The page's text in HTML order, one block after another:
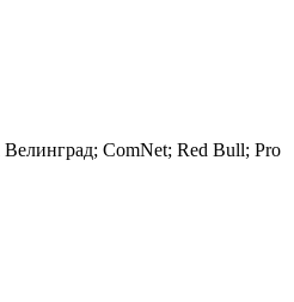
ComNet; Red Bull; Pro